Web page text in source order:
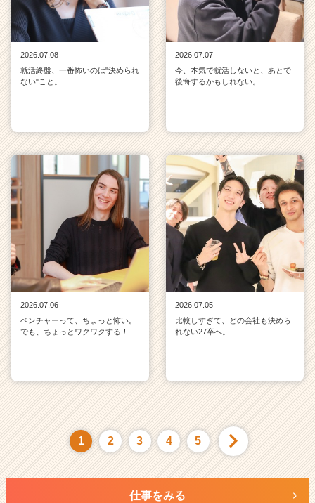
2026.07.08
就活終盤、一番怖いのは"決められ
ない"こと。
2026.07.07
今、本気で就活しないと、あとで
後悔するかもしれない。
2026.07.06
ベンチャーって、ちょっと怖い。
でも、ちょっとワクワクする！
2026.07.05
比較しすぎて、どの会社も決めら
れない27卒へ。
1 2 3 4 5
仕事をみる